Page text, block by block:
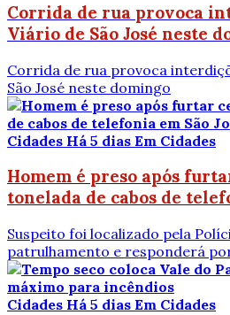
Corrida de rua provoca
Viário de São José neste
Corrida de rua provoca
São José neste domingo
Cidades Há 5 dias Em Cidades
Homem é preso após
tonelada de cabos de
Suspeito foi localizado pela
patrulhamento e responderá
Cidades Há 5 dias Em Cidades